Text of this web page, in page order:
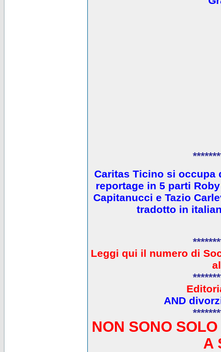
Caritas Ticino si occupa
reportage in 5 parti
Capitanucci e Tazio
tradotto in
Leggi qui il numero di
AND
NON SONO
A